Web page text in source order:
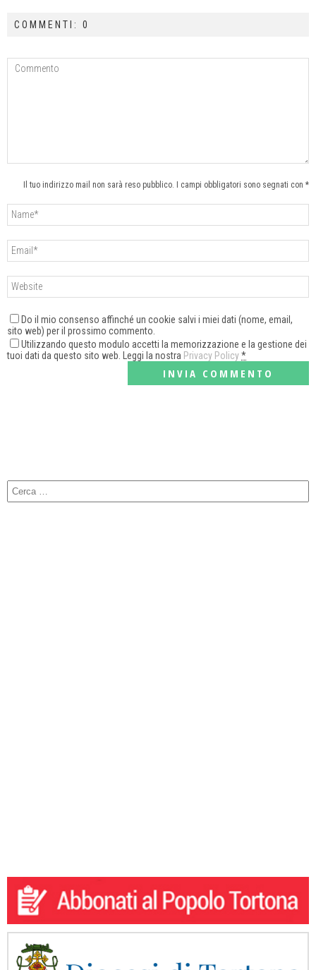
COMMENTI: 0
Il tuo indirizzo mail non sarà reso pubblico. I campi obbligatori sono segnati con *
Do il mio consenso affinché un cookie salvi i miei dati (nome, email,
sito web) per il prossimo commento.
Utilizzando questo modulo accetti la memorizzazione e la gestione dei
tuoi dati da questo sito web. Leggi la nostra Privacy Policy*